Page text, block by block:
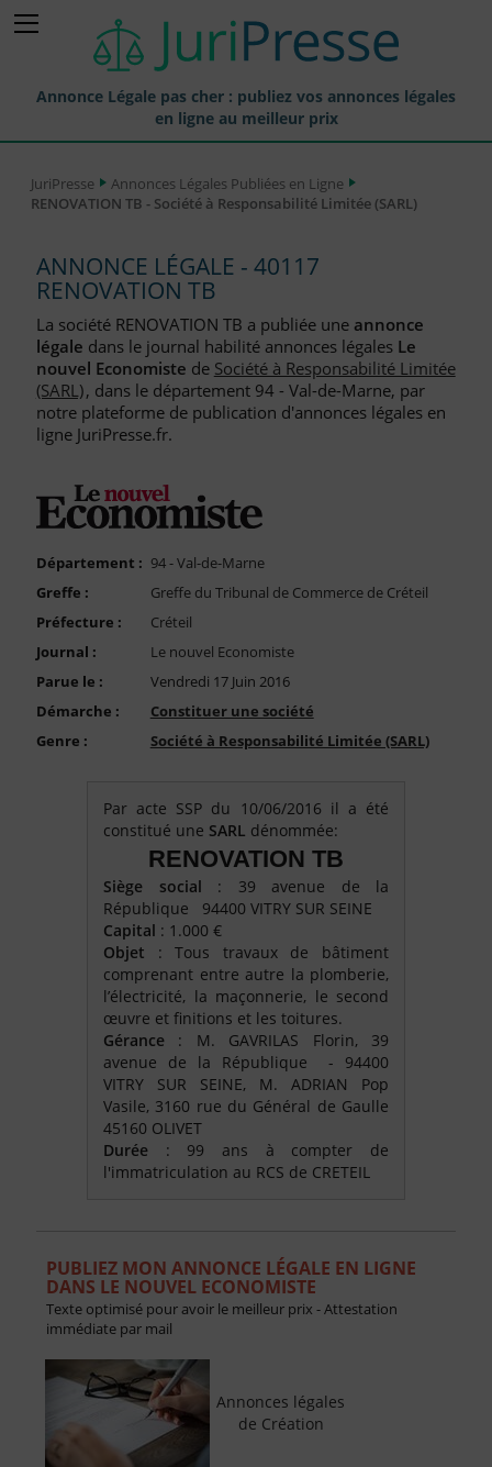
Annonce Légale pas cher : publiez vos annonces légales
en ligne au meilleur prix
Annonces Légales Publiées
Journaux Habilités (JAL) Annonces Légales
Départements pour la Publication d'Annonces Légales
Liste des Greffes
Liste des CCI
FAQ
Compte PRO
JuriPresse
Annonces Légales Publiées en Ligne
RENOVATION TB - Société à Responsabilité Limitée (SARL)
ANNONCE LÉGALE - 40117
RENOVATION TB
La société RENOVATION TB a publiée une annonce
légale dans le journal habilité annonces légales Le
nouvel Economiste de Société à Responsabilité Limitée
(SARL), dans le département 94 - Val-de-Marne, par
notre plateforme de publication d'annonces légales en
ligne JuriPresse.fr.
Département : 94 - Val-de-Marne
Greffe :
Greffe du Tribunal de Commerce de Créteil
Préfecture :
Créteil
Journal :
Le nouvel Economiste
Parue le :
Vendredi 17 Juin 2016
Démarche :
Constituer une société
Genre :
Société à Responsabilité Limitée (SARL)
Par acte SSP du 10/06/2016 il a été
constitué une SARL dénommée:
RENOVATION TB
Siège social : 39 avenue de la
République 94400 VITRY SUR SEINE
Capital : 1.000 €
Objet : Tous travaux de bâtiment
comprenant entre autre la plomberie,
l’électricité, la maçonnerie, le second
œuvre et finitions et les toitures.
Gérance : M. GAVRILAS Florin, 39
avenue de la République - 94400
VITRY SUR SEINE, M. ADRIAN Pop
Vasile, 3160 rue du Général de Gaulle
45160 OLIVET
Durée : 99 ans à compter de
l'immatriculation au RCS de CRETEIL
PUBLIEZ MON ANNONCE LÉGALE EN LIGNE
DANS LE NOUVEL ECONOMISTE
Texte optimisé pour avoir le meilleur prix - Attestation
immédiate par mail
Annonces légales
de Création